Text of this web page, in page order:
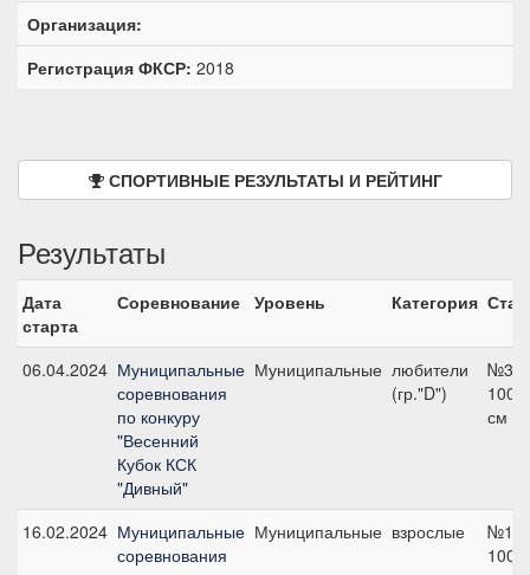
Организация:
Регистрация ФКСР: 2018
СПОРТИВНЫЕ РЕЗУЛЬТАТЫ И РЕЙТИНГ
Результаты
Дата
старта
Соревнование Уровень Категория
06.04.2024 Муниципальные
соревнования
по конкуру
"Весенний
Кубок КСК
"Дивный"
Муниципальные любители
(гр."D")
№3,
100
см
16.02.2024 Муниципальные
соревнования
Муниципальные взрослые
№1,
100